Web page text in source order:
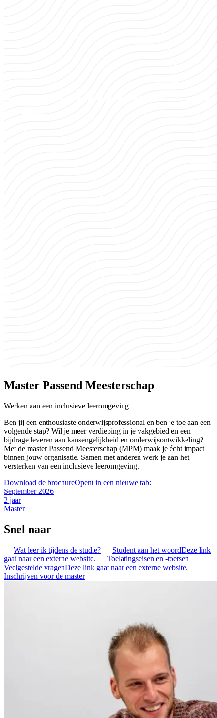
Master Passend Meesterschap
Werken aan een inclusieve leeromgeving
Ben jij een enthousiaste onderwijsprofessional en ben je toe aan een
volgende stap? Wil je meer verdieping in je vakgebied en een
bijdrage leveren aan kansengelijkheid en onderwijsontwikkeling?
Met de master Passend Meesterschap (MPM) maak je écht impact
binnen jouw organisatie. Samen met anderen werk je aan het
versterken van een inclusieve leeromgeving.
Download de brochureOpent in een nieuwe tab:
September 2026
2 jaar
Master
Snel naar
Wat leer ik tijdens de studie? Student aan het woordDeze link
gaat naar een externe website.
Toelatingseisen en -toetsen
Veelgestelde vragenDeze link gaat naar een externe website.
Inschrijven voor de master